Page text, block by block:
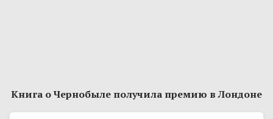
Книга о Чернобыле получила премию в Лондоне